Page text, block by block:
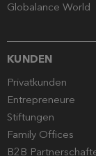
Globalance World
KUNDEN
Privatkunden
Entrepreneure
Stiftungen
Family Offices
B2B